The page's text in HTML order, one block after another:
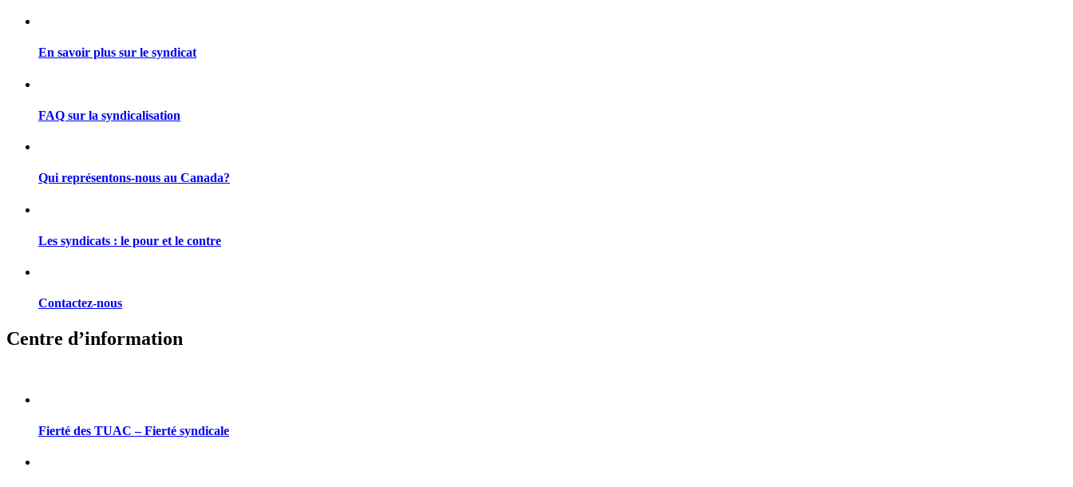
En savoir plus sur le syndicat
FAQ sur la syndicalisation
Qui représentons-nous au Canada?
Les syndicats : le pour et le contre
Contactez-nous
Centre d’information
Fierté des TUAC – Fierté syndicale